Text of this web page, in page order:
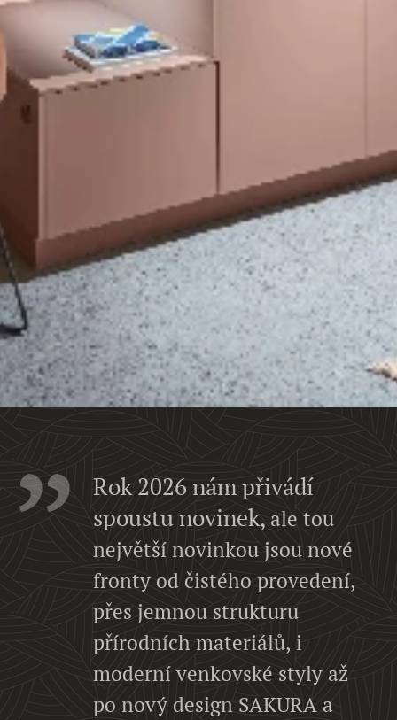
Rok 2026 nám přivádí
spoustu novinek,ale tou
největší novinkou jsou nové
fronty od čistého provedení,
přes jemnou strukturu
přírodních materiálů, i
moderní venkovské styly až
po nový design SAKURA a